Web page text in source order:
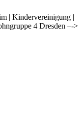
| Kindervereinigung |
4 Dresden –->